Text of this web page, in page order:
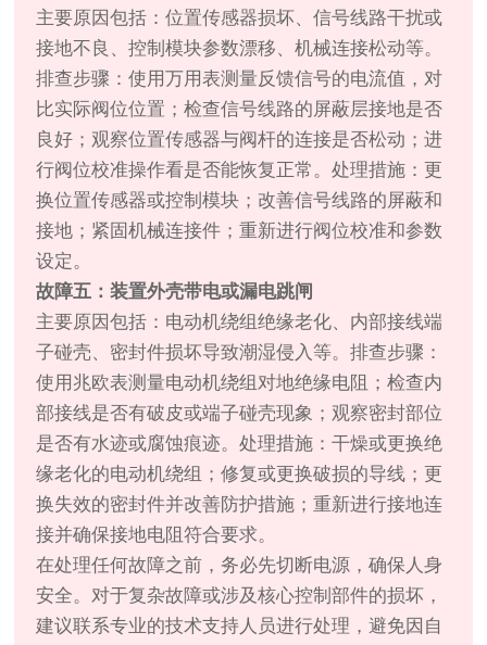
主要原因包括：位置传感器损坏、信号线路干扰或
接地不良、控制模块参数漂移、机械连接松动等。
排查步骤：使用万用表测量反馈信号的电流值，对
比实际阀位位置；检查信号线路的屏蔽层接地是否
良好；观察位置传感器与阀杆的连接是否松动；进
行阀位校准操作看是否能恢复正常。处理措施：更
换位置传感器或控制模块；改善信号线路的屏蔽和
接地；紧固机械连接件；重新进行阀位校准和参数
设定。
故障五：装置外壳带电或漏电跳闸
主要原因包括：电动机绕组绝缘老化、内部接线端
子碰壳、密封件损坏导致潮湿侵入等。排查步骤：
使用兆欧表测量电动机绕组对地绝缘电阻；检查内
部接线是否有破皮或端子碰壳现象；观察密封部位
是否有水迹或腐蚀痕迹。处理措施：干燥或更换绝
缘老化的电动机绕组；修复或更换破损的导线；更
换失效的密封件并改善防护措施；重新进行接地连
接并确保接地电阻符合要求。
在处理任何故障之前，务必先切断电源，确保人身
安全。对于复杂故障或涉及核心控制部件的损坏，
建议联系专业的技术支持人员进行处理，避免因自